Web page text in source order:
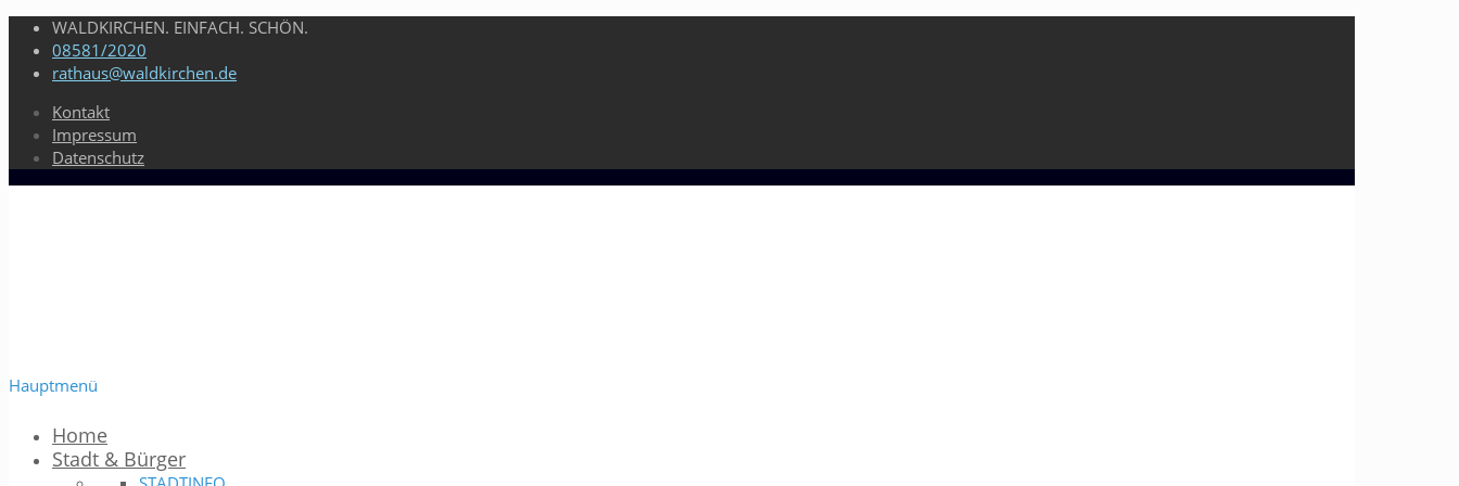
WALDKIRCHEN. EINFACH. SCHÖN.
08581/2020
rathaus@waldkirchen.de
Kontakt
Impressum
Datenschutz
Hauptmenü
Home
Stadt & Bürger